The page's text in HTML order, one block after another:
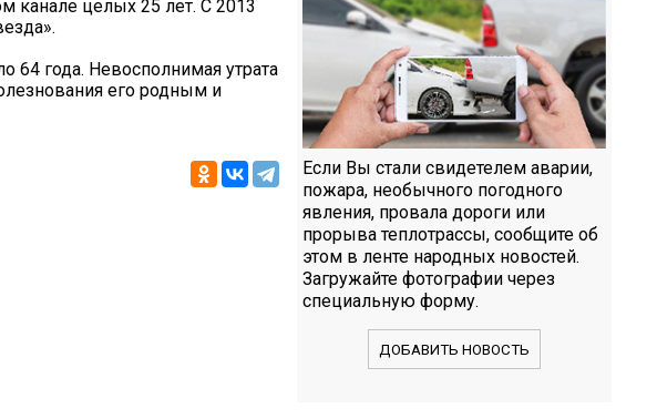
канале целых 25 лет. С 2013
года. Невосполнимая утрата
его родным и
Если Вы стали свидетелем аварии,
пожара, необычного погодного
явления, провала дороги или
прорыва теплотрассы, сообщите об
этом в ленте народных новостей.
Загружайте фотографии через
специальную форму.
ДОБАВИТЬ НОВОСТЬ